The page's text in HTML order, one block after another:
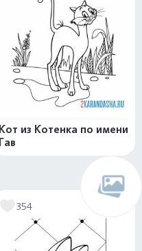
Кот из Котенка по имени
Гав
354